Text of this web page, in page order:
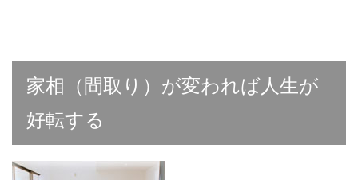
家相（間取り）が変われば人生が
好転する